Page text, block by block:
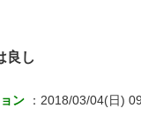
良し
ン
：2018/03/04(日)